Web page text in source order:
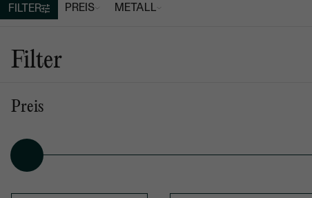
TRAURINGE / EHERINGEAUSSERGEWÖHNLICHE
Trauring
mit Füllung
FILTER PREIS METALL
Filter
Preis